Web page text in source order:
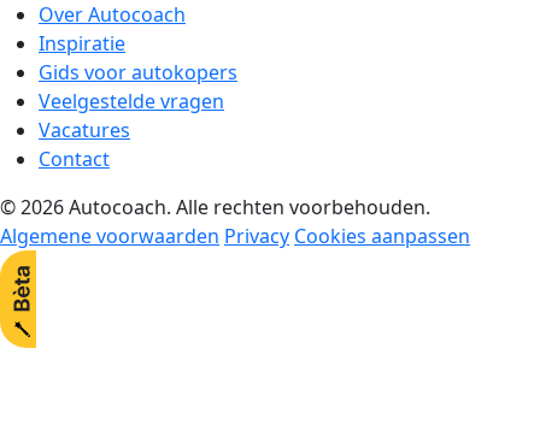
Over Autocoach
Inspiratie
Gids voor autokopers
Veelgestelde vragen
Vacatures
Contact
© 2026 Autocoach. Alle rechten voorbehouden.
Algemene voorwaarden Privacy Cookies aanpassen